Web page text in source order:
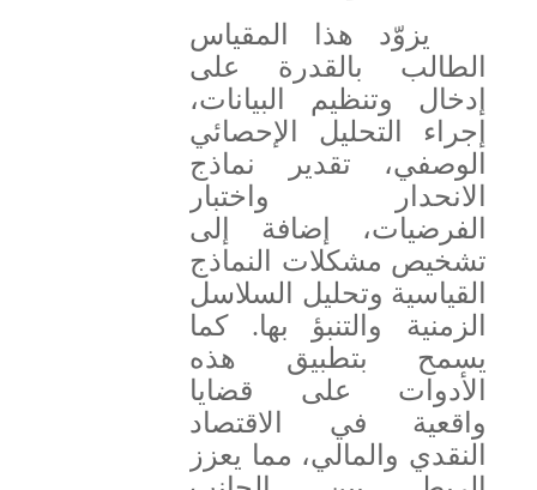
يزوّد هذا المقياس
الطالب بالقدرة على
إدخال وتنظيم البيانات،
إجراء التحليل الإحصائي
الوصفي، تقدير نماذج
الانحدار واختبار
الفرضيات، إضافة إلى
تشخيص مشكلات النماذج
القياسية وتحليل السلاسل
الزمنية والتنبؤ بها. كما
يسمح بتطبيق هذه
الأدوات على قضايا
واقعية في الاقتصاد
النقدي والمالي، مما يعزز